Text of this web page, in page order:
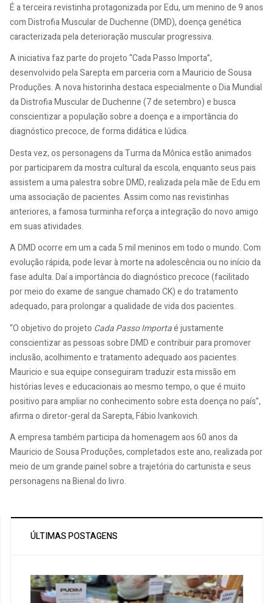
É a terceira revistinha protagonizada por Edu, um menino de 9 anos
com Distrofia Muscular de Duchenne (DMD), doença genética
caracterizada pela deterioração muscular progressiva.
A iniciativa faz parte do projeto “Cada Passo Importa”,
desenvolvido pela Sarepta em parceria com a Mauricio de Sousa
Produções. A nova historinha destaca especialmente o Dia Mundial
da Distrofia Muscular de Duchenne (7 de setembro) e busca
conscientizar a população sobre a doença e a importância do
diagnóstico precoce, de forma didática e lúdica.
Desta vez, os personagens da Turma da Mônica estão animados
por participarem da mostra cultural da escola, enquanto seus pais
assistem a uma palestra sobre DMD, realizada pela mãe de Edu em
uma associação de pacientes. Assim como nas revistinhas
anteriores, a famosa turminha reforça a integração do novo amigo
em suas atividades.
A DMD ocorre em um a cada 5 mil meninos em todo o mundo. Com
evolução rápida, pode levar à morte na adolescência ou no início da
fase adulta. Daí a importância do diagnóstico precoce (facilitado
por meio do exame de sangue chamado CK) e do tratamento
adequado, para prolongar a qualidade de vida dos pacientes.
“O objetivo do projeto Cada Passo Importaé justamente
conscientizar as pessoas sobre DMD e contribuir para promover
inclusão, acolhimento e tratamento adequado aos pacientes.
Mauricio e sua equipe conseguiram traduzir esta missão em
histórias leves e educacionais ao mesmo tempo, o que é muito
positivo para ampliar no conhecimento sobre esta doença no país”,
afirma o diretor-geral da Sarepta, Fábio Ivankovich.
A empresa também participa da homenagem aos 60 anos da
Mauricio de Sousa Produções, completados este ano, realizada por
meio de um grande painel sobre a trajetória do cartunista e seus
personagens na Bienal do livro.
ÚLTIMAS POSTAGENS